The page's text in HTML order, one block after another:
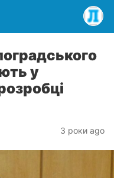
у
3 роки ago